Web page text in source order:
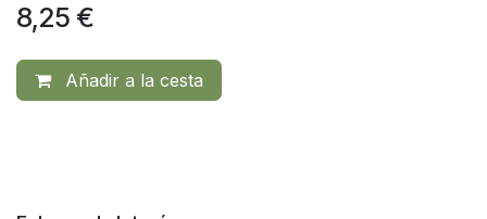
8,25 €
Añadir a la cesta